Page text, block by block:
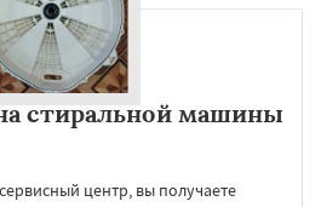
стиральной машины
центр, вы получаете